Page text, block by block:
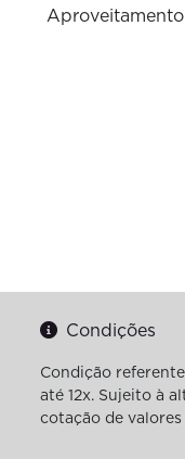
Condições
Condição
até 12x. Sujeito à
cotação de